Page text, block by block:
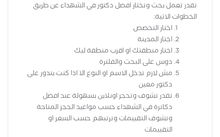
تقدر تعمل بحث وتختار افضل دكتور في الشهداء عن طريق
الخطوات الاتية:
اختار التخصص
اختار المدينة
اختار منطقتك او اقرب منطقة ليك
دوس على البحث والفلترة
مش لازم تدخل الاسم او النوع الا اذا كنت بتدور على
دكتور معين
تقدر تشوف وتحجز اونلاين بسهولة عند افضل
دكاترة في الشهداء حسب مواعيد الحجز المتاحة
وتشوف التقييمات وترتبهم حسب السعر او
التقييمات